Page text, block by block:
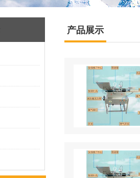
产品展示